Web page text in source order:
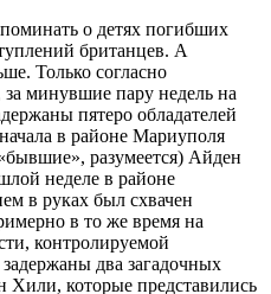
о детях погибших
британцев. А
Только согласно
минувшие пару недель на
пятеро обладателей
в районе Мариуполя
разумеется) Айден
неделе в районе
в руках был схвачен
в то же время на
контролируемой
два загадочных
которые представились